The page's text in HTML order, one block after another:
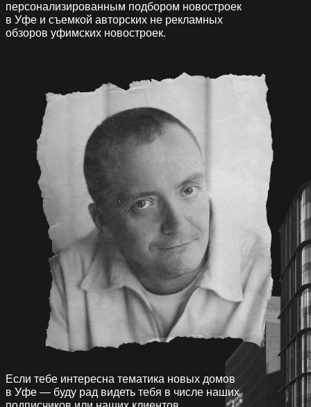
персонализированным подбором новостроек
в Уфе и съемкой авторских не рекламных
обзоров уфимских новостроек.
Если тебе интересна тематика новых домов
в Уфе — буду рад видеть тебя в числе наших